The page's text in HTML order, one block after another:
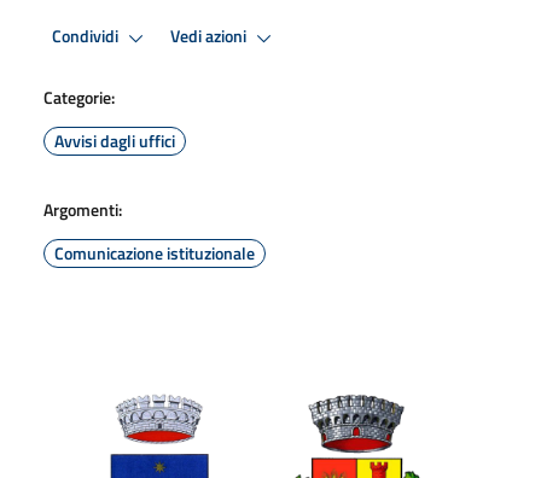
Condividi Vedi azioni
Categorie:
Avvisi dagli uffici
Argomenti:
Comunicazione istituzionale